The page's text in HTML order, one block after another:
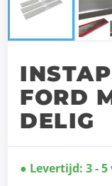
FORD
DELIG
Levertijd: 3 -